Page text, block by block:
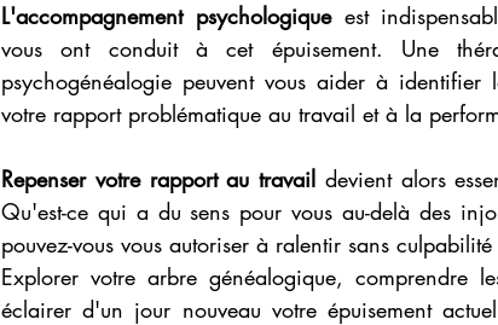
L'accompagnement psychologique est
vous ont conduit à cet épuisement. Une
psychogénéalogie peuvent vous aider à identifier
votre rapport problématique au travail et à la
Repenser votre rapport au travail devient alors
Qu'est-ce qui a du sens pour vous au-delà des
pouvez-vous vous autoriser à ralentir sans culpabilité
Explorer votre arbre généalogique, comprendre
éclairer d'un jour nouveau votre épuisement